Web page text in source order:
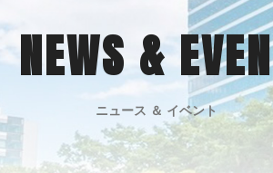
NEWS &
ニュース ＆ イベント